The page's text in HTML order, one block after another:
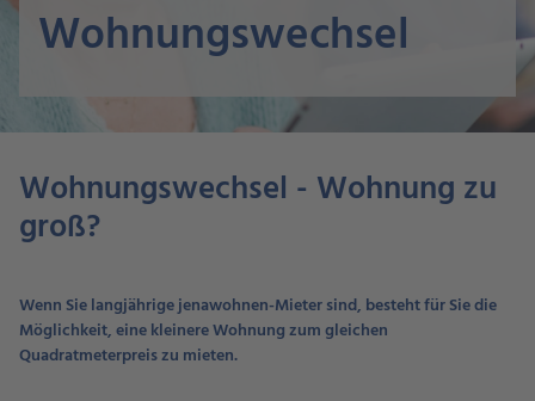
Wohnungswechsel
Wohnungswechsel - Wohnung zu
groß?
Wenn Sie langjährige jenawohnen-Mieter sind, besteht für Sie die
Möglichkeit, eine kleinere Wohnung zum gleichen
Quadratmeterpreis zu mieten.